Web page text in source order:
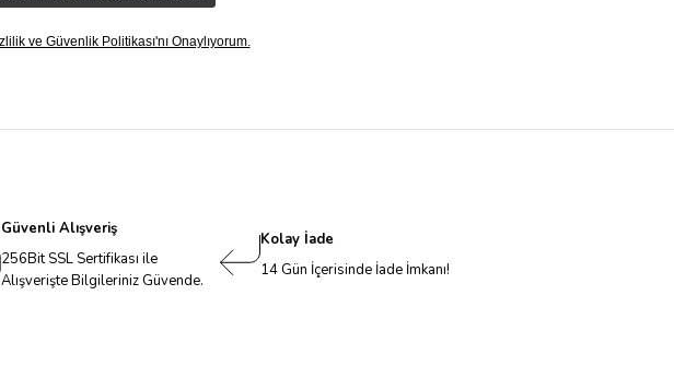
Güvenli Alışveriş
256Bit SSL Sertifikası ile
Alışverişte Bilgileriniz Güvende.
Kolay İade
14 Gün İçerisinde İade İmkanı!